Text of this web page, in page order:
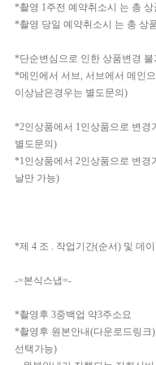
*촬영 1주전 예약취소시 는 총
*촬영 당일 예약취소시 는 총 상
*단순변심으로 인한 상품변경 불
*메인에서 서브, 서브에서 메인
이상남은경우는 별도문의)
*2인상품에서 1인상품으로 변경
별도문의)
*1인상품에서 2인상품으로 변경
날만 가능)
*제 4 조 . 작업기간(순서) 및 데
-=본식스냅=-
*촬영후 3중백업 약3주소요
*촬영후 원본안내(다운로드링크
선택가능)